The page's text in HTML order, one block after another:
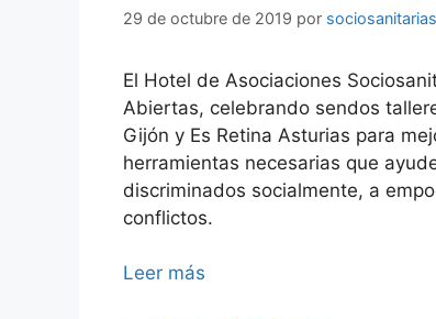
29 de octubre de 2019 por
El Hotel de Asociaciones
Abiertas, celebrando sendos
Gijón y Es Retina Asturias para
herramientas necesarias que
discriminados socialmente, a
conflictos.
Leer más